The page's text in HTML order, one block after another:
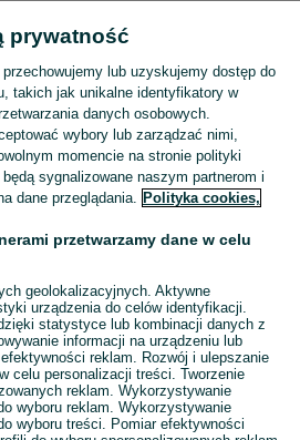
Zawidowice
Skorzystaj z największego serwisu ogłoszeniowego - Zawidowice i okolice! Kupuj to, czego pragniesz i sprzedawaj to, czego już nie potrzebujesz! Zobacz
prywatność
lub uzyskujemy dostęp do
takich jak unikalne identyfikatory w
danych osobowych.
wybory lub zarządzać nimi,
momencie na stronie polityki
sygnalizowane naszym partnerom i
dane przeglądania. Polityka cookies,
przetwarzamy dane w celu
geolokalizacyjnych. Aktywne
urządzenia do celów identyfikacji.
statystyce lub kombinacji danych z
informacji na urządzeniu lub
reklam. Rozwój i ulepszanie
celu personalizacji treści. Tworzenie
reklam. Wykorzystywanie
wyboru reklam. Wykorzystywanie
wyboru treści. Pomiar efektywności